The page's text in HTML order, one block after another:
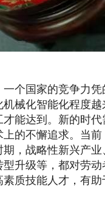
国家的竞争力凭
械化智能化程度
能达到。新的时
的不懈追求。当
，战略性新兴产
升级等，都对劳
质技能人才，有